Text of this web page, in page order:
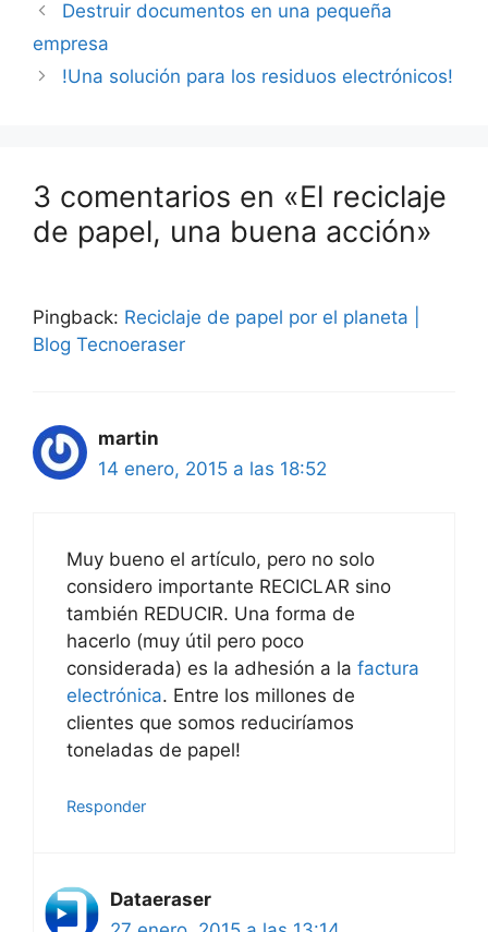
Destruir documentos en una pequeña
empresa
!Una solución para los residuos electrónicos!
3 comentarios en «El reciclaje
de papel, una buena acción»
Pingback: Reciclaje de papel por el planeta |
Blog Tecnoeraser
martin
14 enero, 2015 a las 18:52
Muy bueno el artículo, pero no solo
considero importante RECICLAR sino
también REDUCIR. Una forma de
hacerlo (muy útil pero poco
considerada) es la adhesión a la factura
electrónica. Entre los millones de
clientes que somos reduciríamos
toneladas de papel!
Responder
Dataeraser